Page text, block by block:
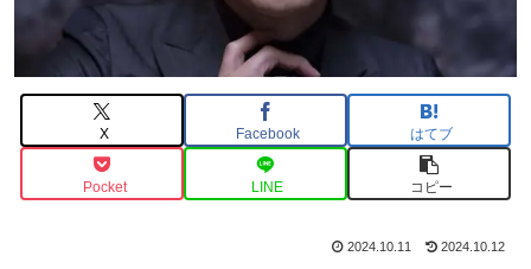
X Facebook はてブ
Pocket LINE コピー
2024.10.11 2024.10.12